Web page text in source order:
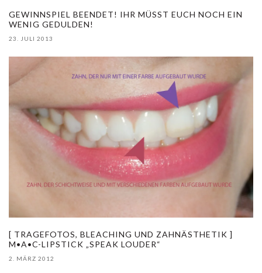
GEWINNSPIEL BEENDET! IHR MÜSST EUCH NOCH EIN
WENIG GEDULDEN!
23. JULI 2013
[ TRAGEFOTOS, BLEACHING UND ZAHNÄSTHETIK ]
M•A•C-LIPSTICK „SPEAK LOUDER“
2. MÄRZ 2012